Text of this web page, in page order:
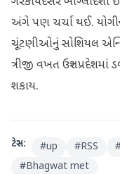
અંગે પણ ચર્ચા થઈ.
ચૂંટણીઓનું સોશિયલ
ત્રીજી વખત ઉત્તર
શકાય.
ટેગ્સ: #up #RSS
#Bhagwat met